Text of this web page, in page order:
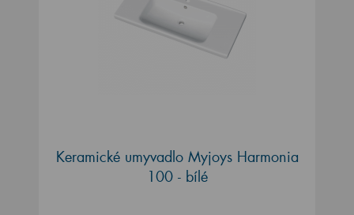
Keramické umyvadlo Myjoys Harmonia
100 - bílé